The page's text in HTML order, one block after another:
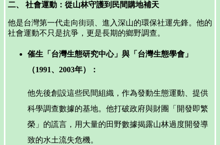
二、 社會運動：從山林守護到民間購地補天
他是台灣第一代走向街頭、進入深山的環保社運先鋒。他的
社會運動不只是抗爭，更是長期的鄉野調查。
催生「台灣生態研究中心」與「台灣生態學會」
（1991、2003年）：
他先後創設這些民間組織，作為發動生態運動、提供
科學調查數據的基地。他打破政府與財團「開發即繁
榮」的謊言，用大量的田野數據揭露山林過度開發導
致的水土流失危機。